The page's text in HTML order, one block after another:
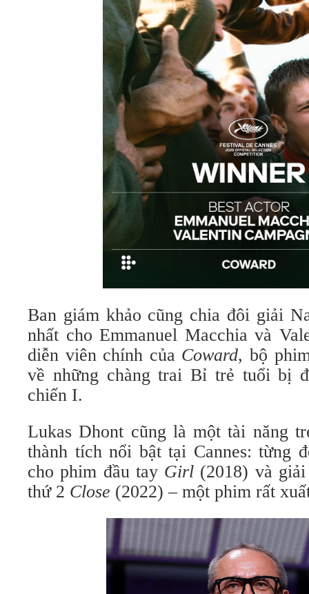
Ban giám khảo cũng chia đôi giải
nhất cho Emmanuel Macchia và
diễn viên chính của Coward, bộ
về những chàng trai Bỉ trẻ tuổi bị
chiến I.
Lukas Dhont cũng là một tài năng
thành tích nổi bật tại Cannes: từng
cho phim đầu tay Girl (2018) và
thứ 2 Close (2022) – một phim rất